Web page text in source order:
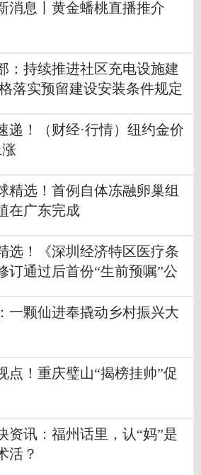
消息丨黄金蟠桃直播推介
：持续推进社区充电设施建
落实预留建设安装条件规定
递！（财经·行情）纽约金价
精选！首例自体冻融卵巢组
在广东完成
选！《深圳经济特区医疗条
订通过后首份“生前预嘱”公
一颗仙进奉撬动乡村振兴大
点！重庆璧山“揭榜挂帅”促
资讯：福州话里，认“妈”是
活？